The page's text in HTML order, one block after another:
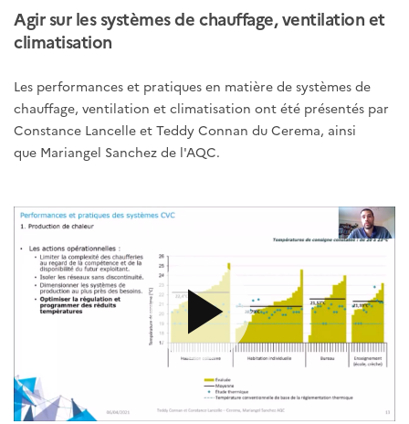
Agir sur les systèmes de chauffage, ventilation et
climatisation
Les performances et pratiques en matière de systèmes de
chauffage, ventilation et climatisation ont été présentés par
Constance Lancelle et Teddy Connan du Cerema, ainsi
que Mariangel Sanchez de l'AQC.